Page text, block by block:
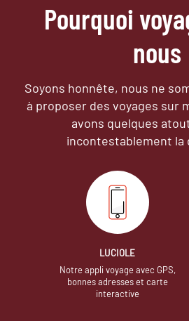
Pourquoi
nous
Soyons honnête, nous ne
à proposer des voyages sur
avons quelques
incontestablement la
LUCIOLE
Notre appli voyage avec GPS,
bonnes adresses et carte
interactive